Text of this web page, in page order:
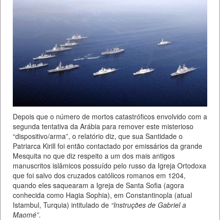
Depois que o número de mortos catastróficos envolvido com a
segunda tentativa da Arábia para remover este misterioso
“dispositivo/arma”, o relatório diz, que sua Santidade o
Patriarca Kirill foi então contactado por emissários da grande
Mesquita no que diz respeito a um dos mais antigos
manuscritos islâmicos possuído pelo russo da Igreja Ortodoxa
que foi salvo dos cruzados católicos romanos em 1204,
quando eles saquearam a Igreja de Santa Sofia (agora
conhecida como Hagia Sophia), em Constantinopla (atual
Istambul, Turquia) intitulado de “Instruções de Gabriel a
Maomé”.